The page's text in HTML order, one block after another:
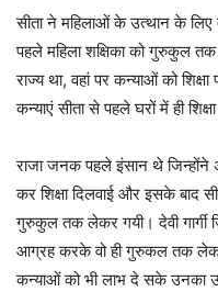
सीता ने महिलाओं के उत्थान के लिए
पहले महिला शक्षिका को गुरुकुल तक
राज्य था, वहां पर कन्याओं को
कन्याएं सीता से पहले घरों में ही
राजा जनक पहले इंसान थे
कर शिक्षा दिलवाई और इसके बाद
गुरुकुल तक लेकर गयी। देवी गार्गी
आग्रह करके वो ही गुरुकल तक लेकर
कन्याओं को भी लाभ दे सके उनका